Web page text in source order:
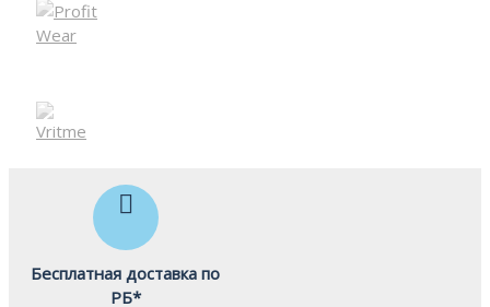
Бесплатная доставка по
РБ*